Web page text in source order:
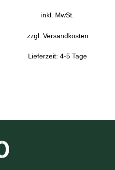
inkl. MwSt.
zzgl. Versandkosten
Lieferzeit: 4-5 Tage